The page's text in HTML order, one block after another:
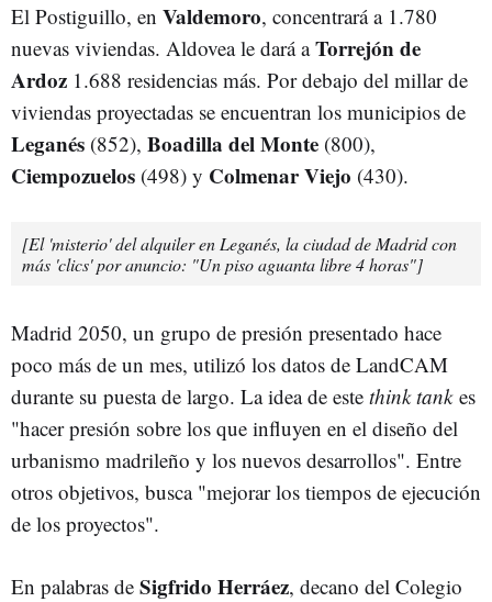
El Postiguillo, en Valdemoro, concentrará a 1.780
nuevas viviendas. Aldovea le dará aTorrejón de
Ardoz 1.688 residencias más. Por debajo del millar de
viviendas proyectadas se encuentran los municipios de
Leganés (852), Boadilla del Monte (800),
Ciempozuelos (498) y Colmenar Viejo (430).
[El 'misterio' del alquiler en Leganés, la ciudad de Madrid con
más 'clics' por anuncio: "Un piso aguanta libre 4 horas"]
Madrid 2050, un grupo de presión presentado hace
poco más de un mes, utilizó los datos de LandCAM
durante su puesta de largo. La idea de este think tankes
"hacer presión sobre los que influyen en el diseño del
urbanismo madrileño y los nuevos desarrollos". Entre
otros objetivos, busca "mejorar los tiempos de ejecución
de los proyectos".
En palabras de Sigfrido Herráez, decano del Colegio